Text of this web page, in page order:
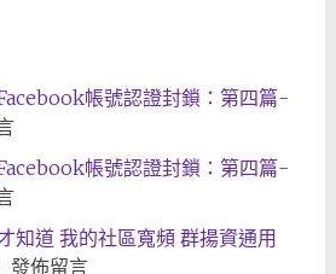
帳號認證封鎖：第四篇-
帳號認證封鎖：第四篇-
知道 我的社區寬頻 群揚資通用
發佈留言